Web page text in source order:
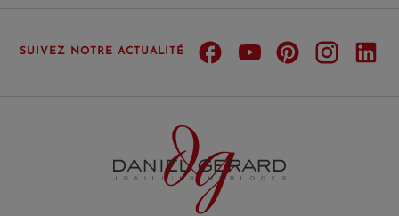
SUIVEZ NOTRE ACTUALITÉ